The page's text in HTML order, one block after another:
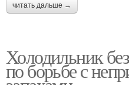
читать дальше →
Холодильник
по борьбе с